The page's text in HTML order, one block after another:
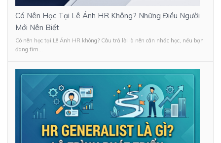
Có Nên Học Tại Lê Ánh HR Không? Những Điều Người
Mới Nên Biết
Có nên học tại Lê Ánh HR không? Câu trả lời là nên cân nhắc học, nếu bạn
đang tìm...